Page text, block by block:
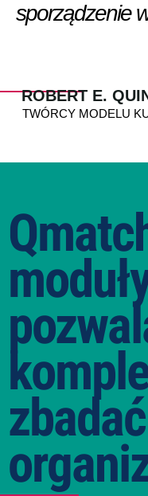
sporządzenie
ROBERT E.
TWÓRCY MODELU